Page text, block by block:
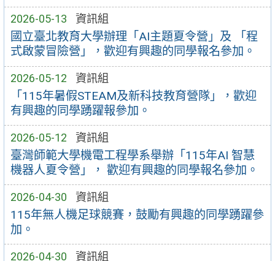
2026-05-13 資訊組
國立臺北教育大學辦理「AI主題夏令營」及 「程
式啟蒙冒險營」，歡迎有興趣的同學報名參加。
2026-05-12 資訊組
「115年暑假STEAM及新科技教育營隊」，歡迎
有興趣的同學踴躍報參加。
2026-05-12 資訊組
臺灣師範大學機電工程學系舉辦「115年AI 智慧
機器人夏令營」， 歡迎有興趣的同學報名參加。
2026-04-30 資訊組
115年無人機足球競賽，鼓勵有興趣的同學踴躍參
加。
2026-04-30 資訊組